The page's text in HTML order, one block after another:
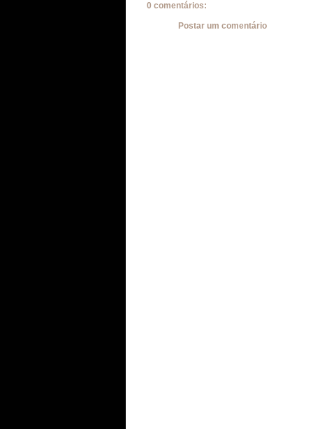
0 comentários:
Postar um comentário